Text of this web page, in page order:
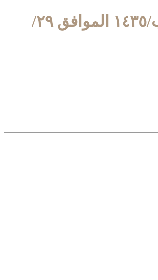
٣٠/رجب/١٤٣٥ الموافق ٢٩/